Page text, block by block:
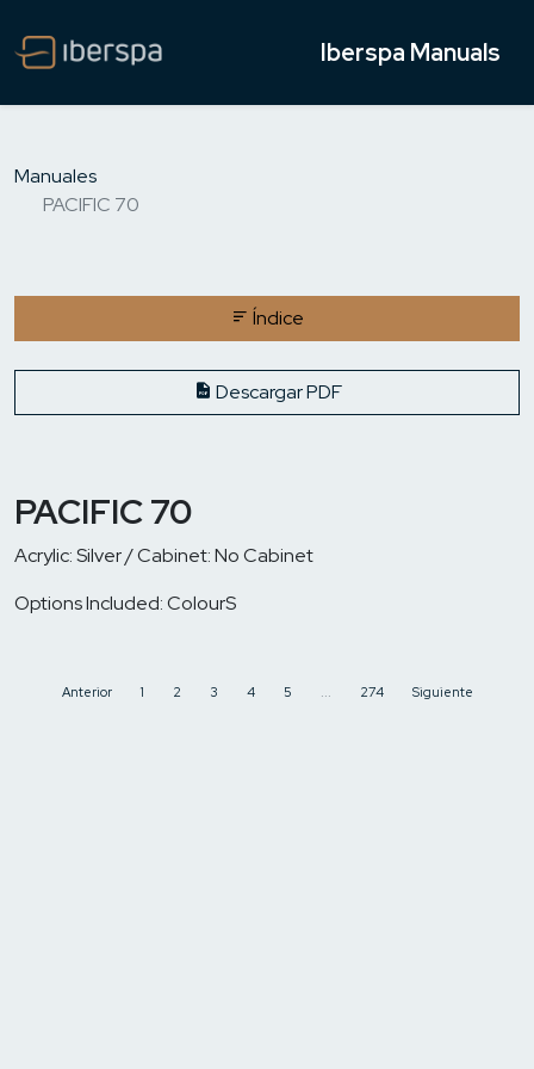
Iberspa Manuals
Manuales
PACIFIC 70
Índice
Descargar PDF
PACIFIC 70
Acrylic: Silver / Cabinet: No Cabinet
Options Included: ColourS
Anterior 1 2 3 4 5 ... 274 Siguiente